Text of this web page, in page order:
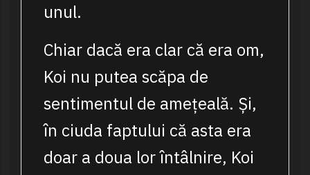
unul.
Chiar dacă era clar că era om,
Koi nu putea scăpa de
sentimentul de amețeală. Și,
în ciuda faptului că asta era
doar a doua lor întâlnire, Koi